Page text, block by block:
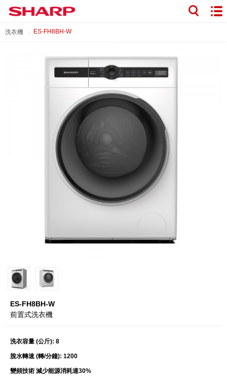
洗衣機 ES-FH8BH-W
ES-FH8BH-W
前置式洗衣機
洗衣容量 (公斤): 8
脫水轉速 (轉/分鐘): 1200
變頻技術 減少能源消耗達30%